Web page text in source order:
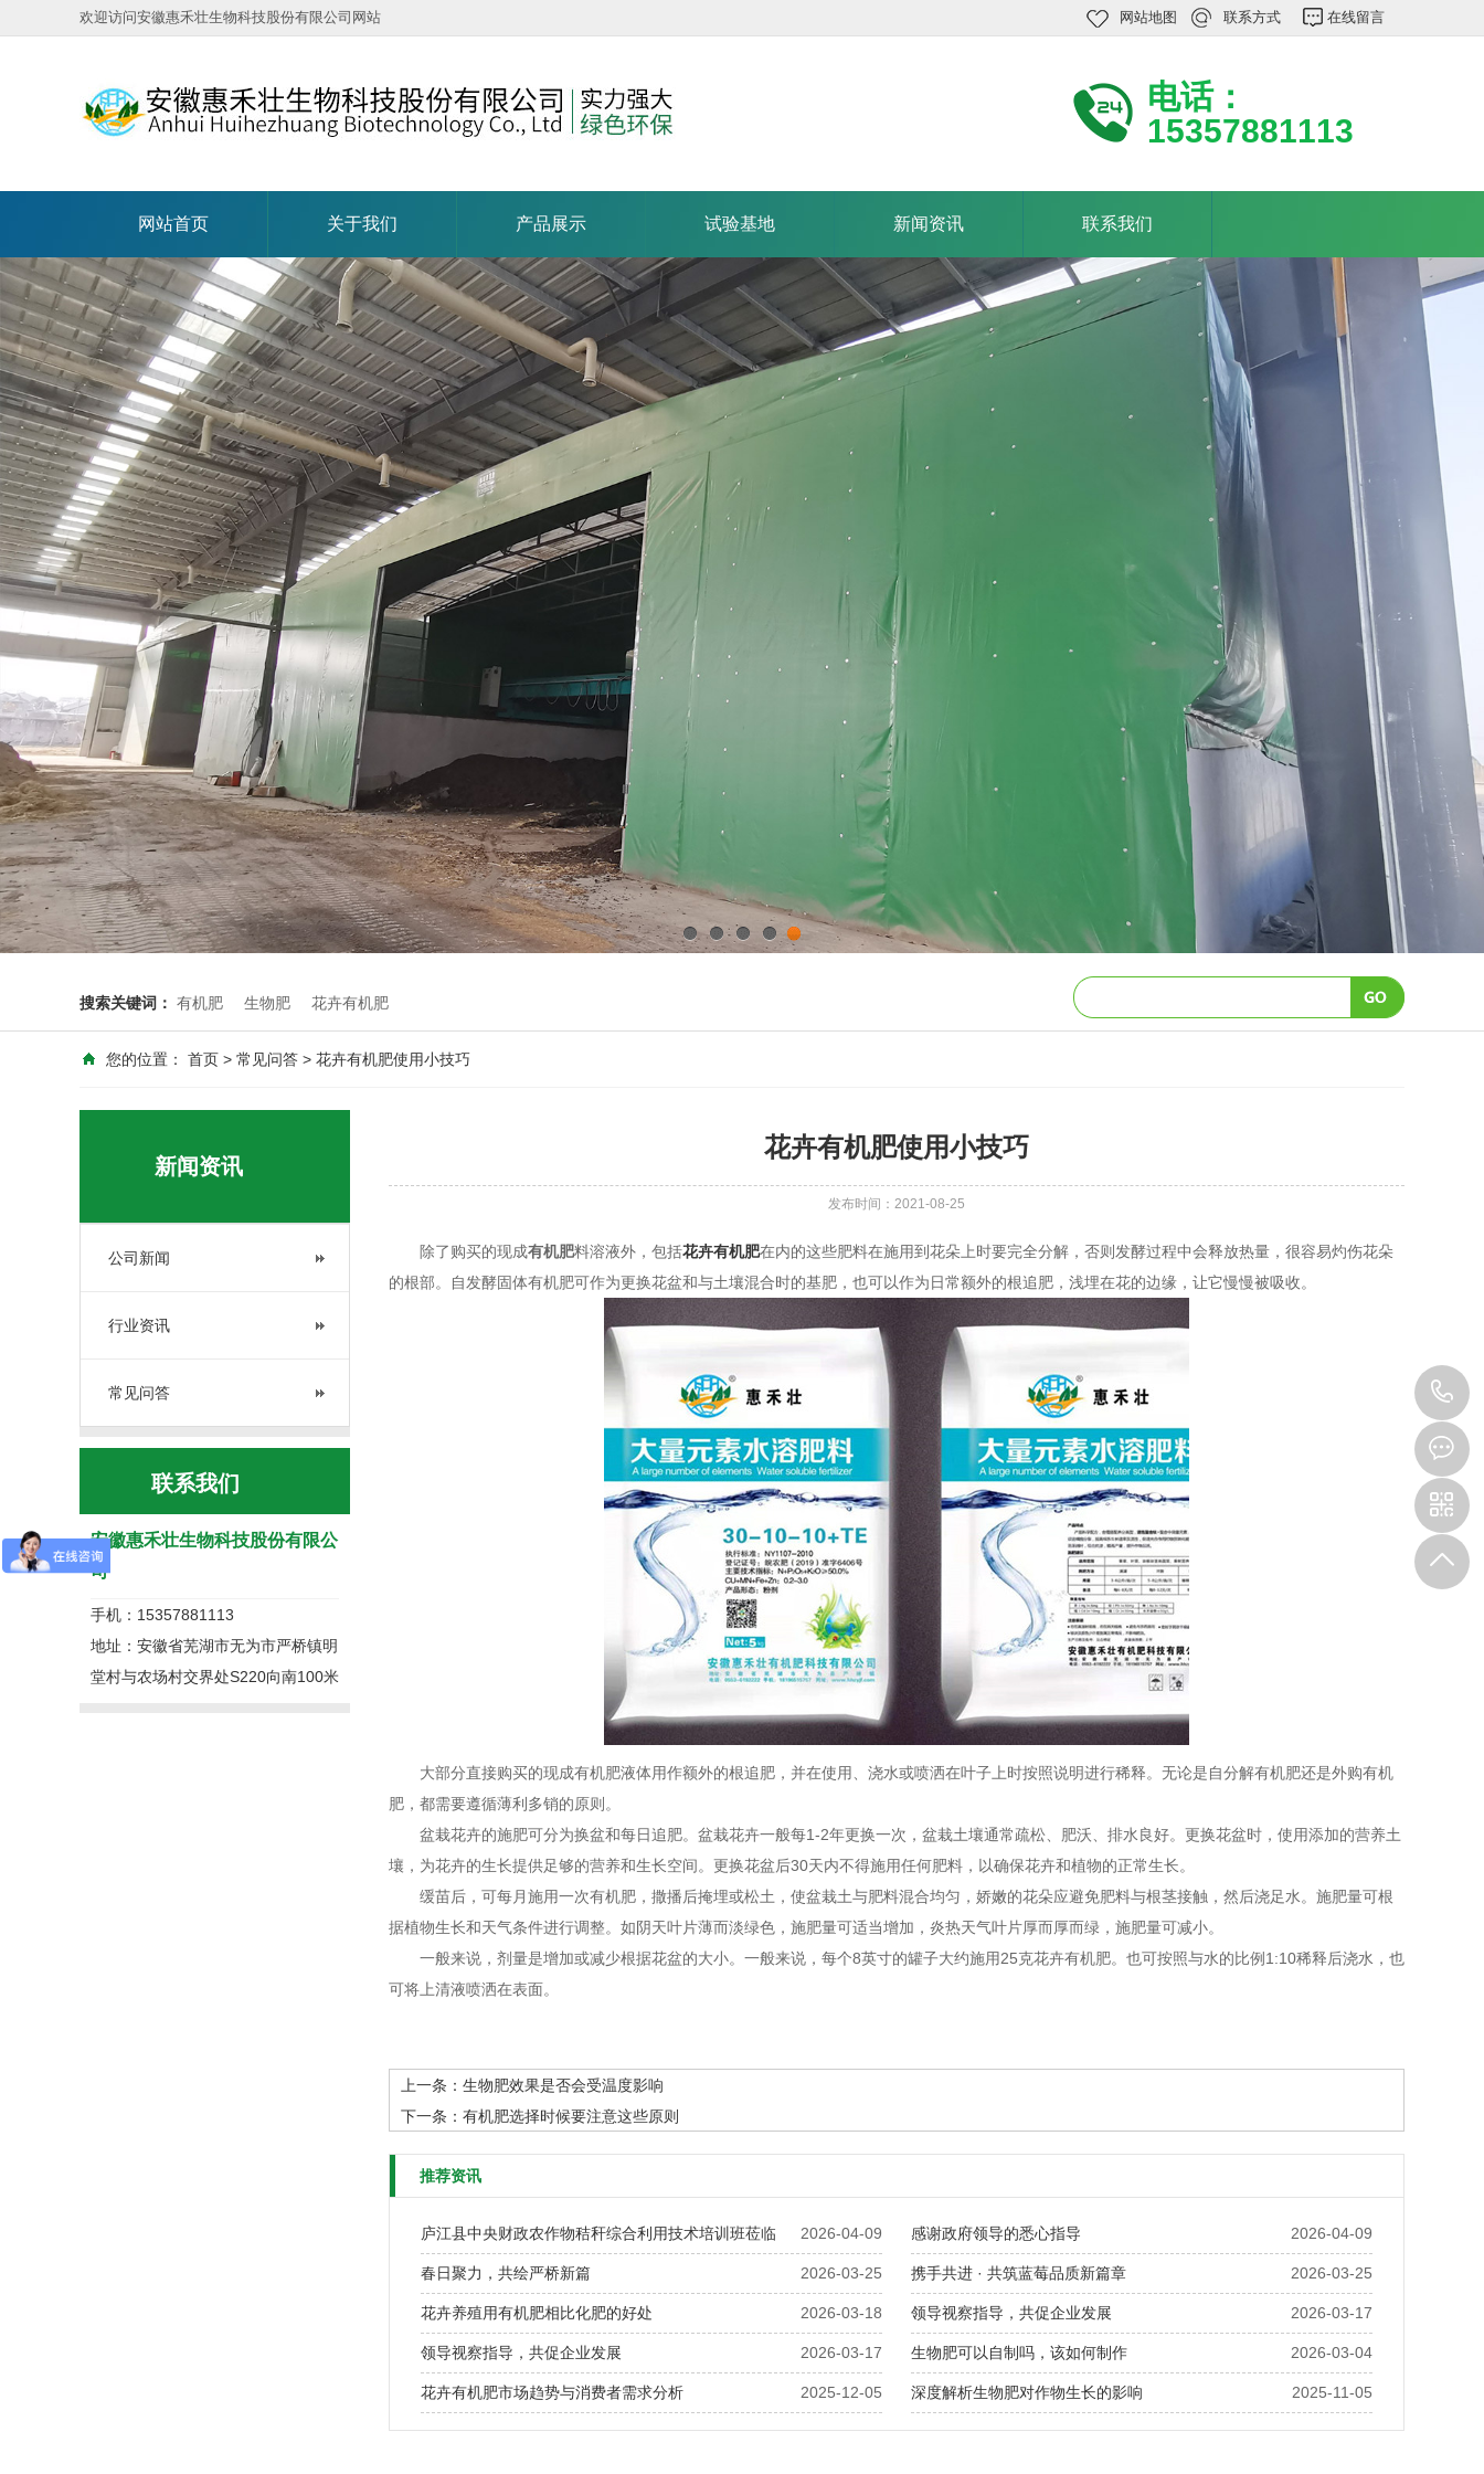
欢迎访问安徽惠禾壮生物科技股份有限公司网站 网站地图 联系方式 在线留言
电话：
15357881113
网站首页 关于我们 产品展示 试验基地 新闻资讯 联系我们
1 2 4 5
搜索关键词： 有机肥 生物肥 花卉有机肥
您的位置： 首页 > 常见问答 > 花卉有机肥使用小技巧
新闻资讯
公司新闻
行业资讯
常见问答
联系我们
安徽惠禾壮生物科技股份有限公
司
手机：15357881113
地址：安徽省芜湖市无为市严桥镇明
堂村与农场村交界处S220向南100米
花卉有机肥使用小技巧
发布时间：2021-08-25
除了购买的现成有机肥料溶液外，包括花卉有机肥在内的这些肥料在施用到花朵上时要完全分解，否则发酵过程中会释放热量，很容易灼伤花朵
的根部。自发酵固体有机肥可作为更换花盆和与土壤混合时的基肥，也可以作为日常额外的根追肥，浅埋在花的边缘，让它慢慢被吸收。
大部分直接购买的现成有机肥液体用作额外的根追肥，并在使用、浇水或喷洒在叶子上时按照说明进行稀释。无论是自分解有机肥还是外购有机
肥，都需要遵循薄利多销的原则。
盆栽花卉的施肥可分为换盆和每日追肥。盆栽花卉一般每1-2年更换一次，盆栽土壤通常疏松、肥沃、排水良好。更换花盆时，使用添加的营养土
壤，为花卉的生长提供足够的营养和生长空间。更换花盆后30天内不得施用任何肥料，以确保花卉和植物的正常生长。
缓苗后，可每月施用一次有机肥，撒播后掩埋或松土，使盆栽土与肥料混合均匀，娇嫩的花朵应避免肥料与根茎接触，然后浇足水。施肥量可根
据植物生长和天气条件进行调整。如阴天叶片薄而淡绿色，施肥量可适当增加，炎热天气叶片厚而厚而绿，施肥量可减小。
一般来说，剂量是增加或减少根据花盆的大小。一般来说，每个8英寸的罐子大约施用25克花卉有机肥。也可按照与水的比例1:10稀释后浇水，也
可将上清液喷洒在表面。
上一条： 生物肥效果是否会受温度影响
下一条： 有机肥选择时候要注意这些原则
推荐资讯
2026-04-09
庐江县中央财政农作物秸秆综合利用技术培训班莅临 2026-04-09
感谢政府领导的悉心指导
2026-03-25
春日聚力，共绘严桥新篇 2026-03-25
携手共进 · 共筑蓝莓品质新篇章
2026-03-18
花卉养殖用有机肥相比化肥的好处 2026-03-17
领导视察指导，共促企业发展
2026-03-17
领导视察指导，共促企业发展 2026-03-04
生物肥可以自制吗，该如何制作
2025-12-05
花卉有机肥市场趋势与消费者需求分析 2025-11-05
深度解析生物肥对作物生长的影响